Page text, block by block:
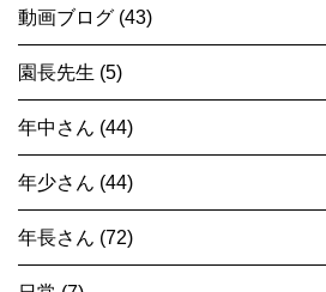
動画ブログ (43)
園長先生 (5)
年中さん (44)
年少さん (44)
年長さん (72)